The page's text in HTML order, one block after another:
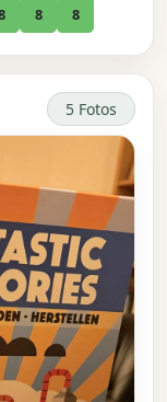
8 8
5 Fotos